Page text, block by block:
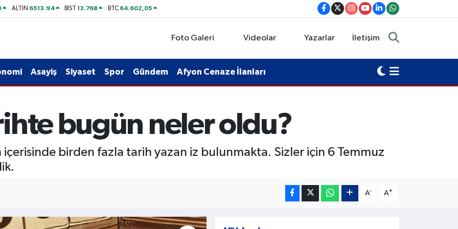
ALTIN 6513.94 BİST13.768 BTC 64.602,05
Foto Galeri Videolar Yazarlar İletişim
Asayiş Siyaset Spor Gündem Afyon Cenaze İlanları
bugün neler oldu?
birden fazla tarih yazan iz bulunmakta. Sizler için 6 Temmuz
A- A+